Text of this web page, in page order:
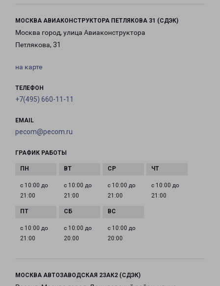
МОСКВА АВИАКОНСТРУКТОРА ПЕТЛЯКОВА 31 (СДЭК)
Москва город, улица Авиаконструктора
Петлякова, 31
на карте
ТЕЛЕФОН
+7(495) 660-11-11
EMAIL
pecom@pecom.ru
ГРАФИК РАБОТЫ
с 10:00 до
21:00
с 10:00 до
21:00
с 10:00 до
21:00
с 10:00 до
21:00
с 10:00 до
21:00
с 10:00 до
20:00
с 10:00 до
20:00
МОСКВА АВТОЗАВОДСКАЯ 23АК2 (СДЭК)